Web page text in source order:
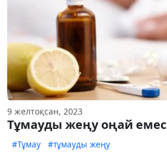
9 желтоқсан, 2023
Тұмауды жеңу оңай емес
#Тұмау #тұмауды жеңу